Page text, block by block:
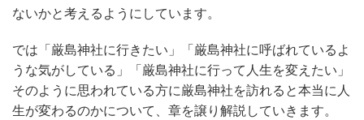
ないかと考えるようにしています。
では「厳島神社に行きたい」「厳島神社に呼ばれているよ
うな気がしている」「厳島神社に行って人生を変えたい」
そのように思われている方に厳島神社を訪れると本当に人
生が変わるのかについて、章を譲り解説していきます。